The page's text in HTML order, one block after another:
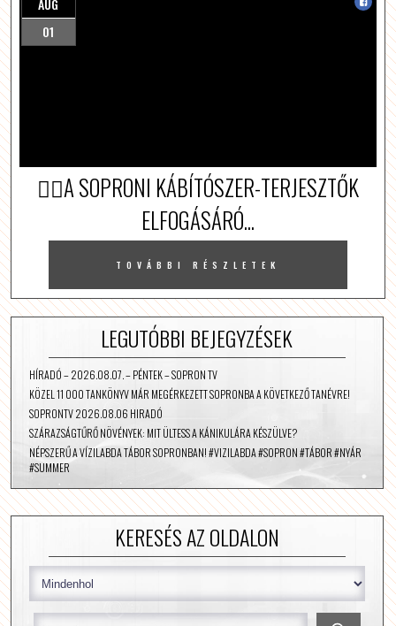
AUG
01
👮‍♀️A SOPRONI KÁBÍTÓSZER-TERJESZTŐK
ELFOGÁSÁRÓ...
TOVÁBBI RÉSZLETEK
LEGUTÓBBI BEJEGYZÉSEK
HÍRADÓ – 2026.08.07. – PÉNTEK – SOPRON TV
KÖZEL 11 000 TANKÖNYV MÁR MEGÉRKEZETT SOPRONBA A KÖVETKEZŐ TANÉVRE!
SOPRONTV 2026.08.06 HIRADÓ
SZÁRAZSÁGTŰRŐ NÖVÉNYEK: MIT ÜLTESS A KÁNIKULÁRA KÉSZÜLVE?
NÉPSZERŰ A VÍZILABDA TÁBOR SOPRONBAN! #VIZILABDA #SOPRON #TÁBOR #NYÁR
#SUMMER
KERESÉS AZ OLDALON